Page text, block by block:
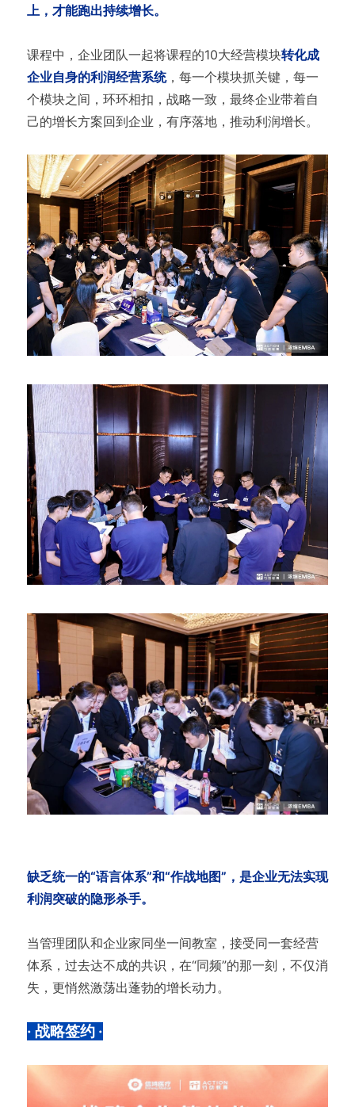
上，才能跑出持续增长。
课程中，企业团队一起将课程的10大经营模块转化成
企业自身的利润经营系统，每一个模块抓关键，每一
个模块之间，环环相扣，战略一致，最终企业带着自
己的增长方案回到企业，有序落地，推动利润增长。
缺乏统一的“语言体系”和“作战地图”，是企业无法实现
利润突破的隐形杀手。
当管理团队和企业家同坐一间教室，接受同一套经营
体系，过去达不成的共识，在“同频”的那一刻，不仅消
失，更悄然激荡出蓬勃的增长动力。
· 战略签约 ·